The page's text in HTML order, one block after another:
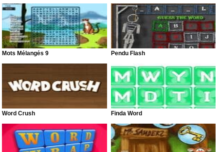
Mots Mélangés 9 Pendu Flash
Word Crush Finda Word